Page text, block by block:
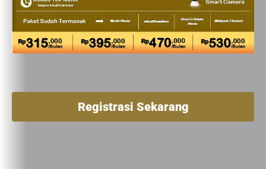
Registrasi Sekarang